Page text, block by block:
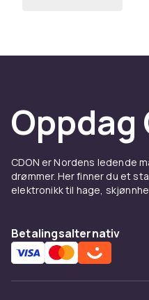
Oppdag
CDON er Nordens ledende
drømmer. Her finner du et
elektronikk til hage,
Betalingsalternativ